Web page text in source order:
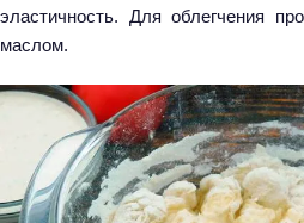
эластичность. Для облегчения
маслом.